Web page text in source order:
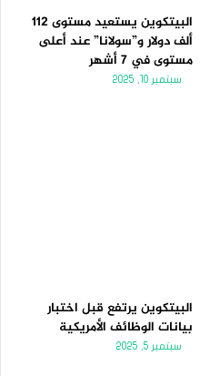
البيتكوين يستعيد مستوى 112
ألف دولار و”سولانا” عند أعلى
مستوى في 7 أشهر
سبتمبر 10, 2025
البيتكوين يرتفع قبل اختبار
بيانات الوظائف الأمريكية
سبتمبر 5, 2025